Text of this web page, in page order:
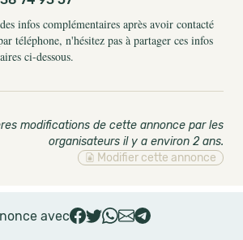
infos complémentaires après avoir contacté
téléphone, n'hésitez pas à partager ces infos
ci-dessous.
modifications de cette annonce par les
organisateurs il y a environ 2 ans.
Modifier cette annonce
avec